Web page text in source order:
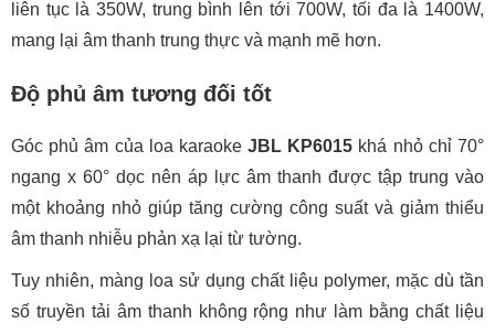
liên tục là 350W, trung bình lên tới 700W, tối đa là 1400W,
mang lại âm thanh trung thực và mạnh mẽ hơn.
Độ phủ âm tương đối tốt
Góc phủ âm của loa karaokeJBL KP6015 khá nhỏ chỉ 70°
ngang x 60° dọc nên áp lực âm thanh được tập trung vào
một khoảng nhỏ giúp tăng cường công suất và giảm thiểu
âm thanh nhiễu phản xạ lại từ tường.
Tuy nhiên, màng loa sử dụng chất liệu polymer, mặc dù tần
số truyền tải âm thanh không rộng như làm bằng chất liệu